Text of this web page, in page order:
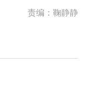
责编：鞠静静